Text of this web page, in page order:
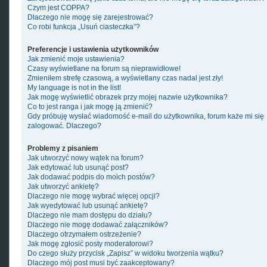
Czym jest COPPA?
Dlaczego nie mogę się zarejestrować?
Co robi funkcja „Usuń ciasteczka”?
Preferencje i ustawienia użytkowników
Jak zmienić moje ustawienia?
Czasy wyświetlane na forum są nieprawidłowe!
Zmieniłem strefę czasową, a wyświetlany czas nadal jest zły!
My language is not in the list!
Jak mogę wyświetlić obrazek przy mojej nazwie użytkownika?
Co to jest ranga i jak mogę ją zmienić?
Gdy próbuję wysłać wiadomość e-mail do użytkownika, forum każe mi się
zalogować. Dlaczego?
Problemy z pisaniem
Jak utworzyć nowy wątek na forum?
Jak edytować lub usunąć post?
Jak dodawać podpis do moich postów?
Jak utworzyć ankietę?
Dlaczego nie mogę wybrać więcej opcji?
Jak wyedytować lub usunąć ankietę?
Dlaczego nie mam dostępu do działu?
Dlaczego nie mogę dodawać załączników?
Dlaczego otrzymałem ostrzeżenie?
Jak mogę zgłosić posty moderatorowi?
Do czego służy przycisk „Zapisz” w widoku tworzenia wątku?
Dlaczego mój post musi być zaakceptowany?